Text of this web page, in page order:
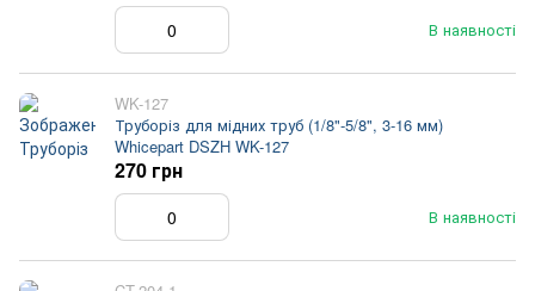
В наявності
WK-127
Труборіз для мідних труб (1/8"-5/8", 3-16 мм)
Whicepart DSZH WK-127
В наявності
270 грн